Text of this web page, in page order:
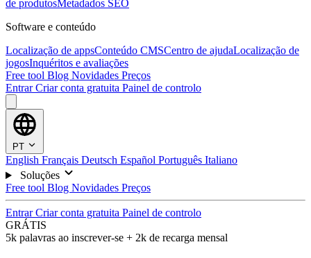
de produtosMetadados SEO
Software e conteúdo
Localização de appsConteúdo CMSCentro de ajudaLocalização de
jogosInquéritos e avaliações
Free tool Blog Novidades Preços
EntrarCriar conta gratuita Painel de controlo
PT
English Français Deutsch Español Português Italiano
Soluções
Free tool Blog Novidades Preços
EntrarCriar conta gratuita Painel de controlo
GRÁTIS
5k palavras ao inscrever-se + 2k de recarga mensal